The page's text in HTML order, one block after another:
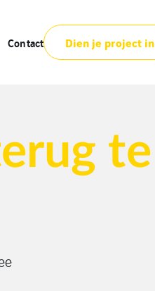
Contact Dien je project in
te